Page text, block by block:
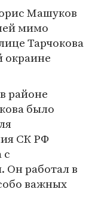
Машуков
мимо
Тарчокова
окраине
районе
было
СК РФ
с
Он работал в
важных